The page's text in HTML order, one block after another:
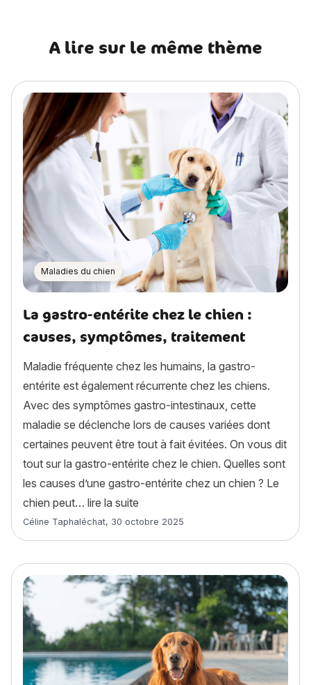
A lire sur le même thème
Maladies du chien
La gastro-entérite chez le chien :
causes, symptômes, traitement
Maladie fréquente chez les humains, la gastro-
entérite est également récurrente chez les chiens.
Avec des symptômes gastro-intestinaux, cette
maladie se déclenche lors de causes variées dont
certaines peuvent être tout à fait évitées. On vous dit
tout sur la gastro-entérite chez le chien. Quelles sont
les causes d’une gastro-entérite chez un chien ? Le
chien peut… lire la suite
Article rédigé par
Céline Taphaléchat, 30 octobre 2025